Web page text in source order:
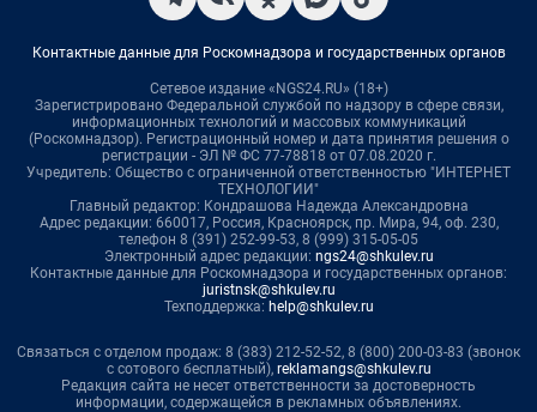
Контактные данные для Роскомнадзора и государственных органов
Сетевое издание «NGS24.RU» (18+)
Зарегистрировано Федеральной службой по надзору в сфере связи,
информационных технологий и массовых коммуникаций
(Роскомнадзор). Регистрационный номер и дата принятия решения о
регистрации - ЭЛ № ФС 77-78818 от 07.08.2020 г.
Учредитель: Общество с ограниченной ответственностью "ИНТЕРНЕТ
ТЕХНОЛОГИИ"
Главный редактор: Кондрашова Надежда Александровна
Адрес редакции: 660017, Россия, Красноярск, пр. Мира, 94, оф. 230,
телефон 8 (391) 252-99-53, 8 (999) 315-05-05
Электронный адрес редакции: ngs24@shkulev.ru
Контактные данные для Роскомнадзора и государственных органов:
juristnsk@shkulev.ru
Техподдержка: help@shkulev.ru
Связаться с отделом продаж: 8 (383) 212-52-52, 8 (800) 200-03-83 (звонок
с сотового бесплатный), reklamangs@shkulev.ru
Редакция сайта не несет ответственности за достоверность
информации, содержащейся в рекламных объявлениях.